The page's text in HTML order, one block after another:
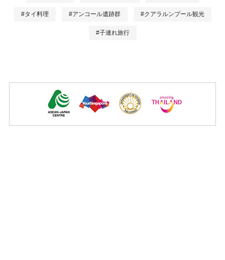
#タイ料理 #アンコール遺跡群 #クアラルンプール観光
#子連れ旅行